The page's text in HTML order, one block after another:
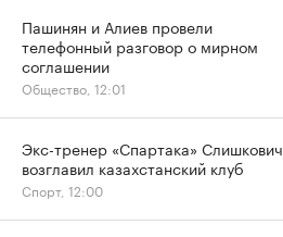
Пашинян и Алиев провели
телефонный разговор о мирном
соглашении
Общество, 12:01
Экс-тренер «Спартака» Слишкович
возглавил казахстанский клуб
Спорт, 12:00